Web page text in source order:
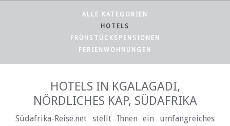
ALLE KATEGORIEN
HOTELS
FRÜHSTÜCKSPENSIONEN
FERIENWOHNUNGEN
HOTELS IN KGALAGADI,
NÖRDLICHES KAP, SÜDAFRIKA
Südafrika-Reise.net stellt Ihnen ein umfangreiches